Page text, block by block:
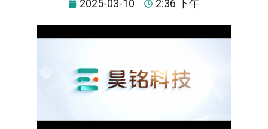
2025-03-10 2:36 下午